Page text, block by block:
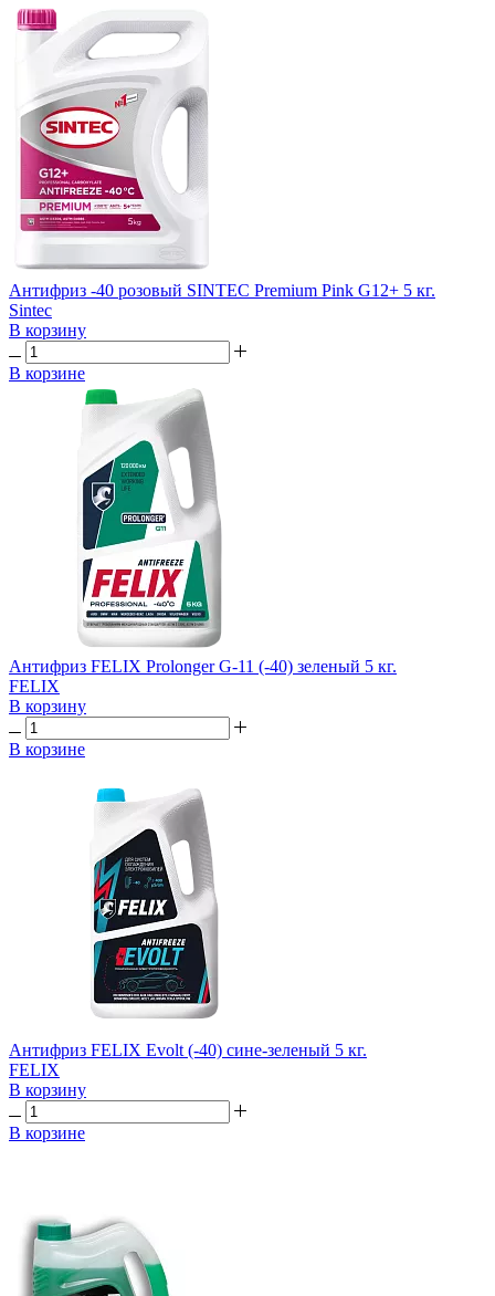
Антифриз -40 розовый SINTEC Premium Pink G12+ 5 кг.
Sintec
В корзину
В корзине
Антифриз FELIX Prolonger G-11 (-40) зеленый 5 кг.
FELIX
В корзину
В корзине
Антифриз FELIX Evolt (-40) сине-зеленый 5 кг.
FELIX
В корзину
В корзине